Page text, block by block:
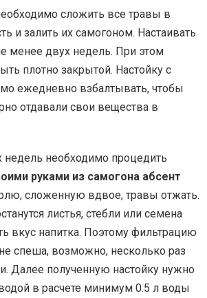
сложить все травы в
и залить их самогоном. Настаивать
менее двух недель. При этом
плотно закрытой. Настойку с
ежедневно взбалтывать, чтобы
отдавали свои вещества в
недель необходимо процедить
руками из самогона абсент
сложенную вдвое, травы отжать.
листья, стебли или семена
вкус напитка. Поэтому фильтрацию
спеша, возможно, несколько раз
Далее полученную настойку нужно
в расчете минимум 0.5 л воды